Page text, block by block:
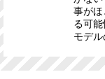
事が
る可
モデ